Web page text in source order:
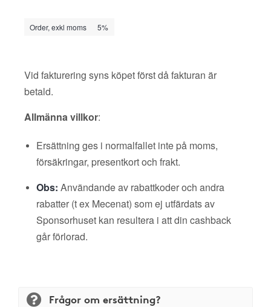
Order, exkl moms 5%
Vid fakturering syns köpet först då fakturan är
betald.
Allmänna villkor:
Ersättning ges i normalfallet inte på moms,
försäkringar, presentkort och frakt.
Obs: Användande av rabattkoder och andra
rabatter (t ex Mecenat) som ej utfärdats av
Sponsorhuset kan resultera i att din cashback
går förlorad.
Frågor om ersättning?